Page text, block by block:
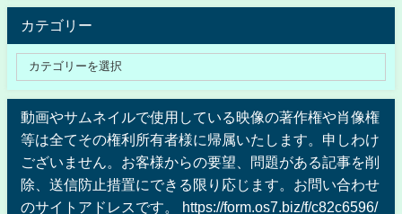
カテゴリー
動画やサムネイルで使用している映像の著作権や肖像権
等は全てその権利所有者様に帰属いたします。申しわけ
ございません。お客様からの要望、問題がある記事を削
除、送信防止措置にできる限り応じます。お問い合わせ
のサイトアドレスです。 https://form.os7.biz/f/c82c6596/